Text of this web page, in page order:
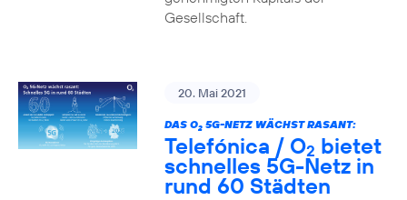
Gesellschaft.
20. Mai 2021
DAS O25G-NETZ WÄCHST RASANT:
Telefónica / O2 bietet
schnelles 5G-Netz in
rund 60 Städten